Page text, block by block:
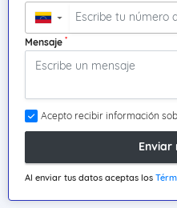
▼
Mensaje *
Acepto recibir información
Enviar
Al enviar tus datos aceptas los